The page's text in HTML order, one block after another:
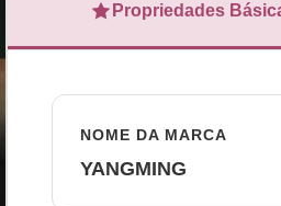
Propriedades
NOME DA MARCA
YANGMING